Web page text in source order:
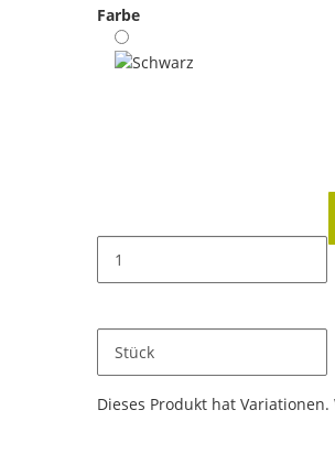
Farbe
Stück
x
Dieses Produkt hat